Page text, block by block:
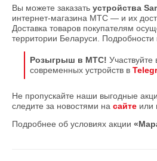
Вы можете заказать устройства
интернет-магазина МТС — и их
Доставка товаров покупателям
территории Беларуси. Подробности
Розыгрыш в МТС!
современных устройств в
Не пропускайте наши выгодные
следите за новостями на сайте или
Подробнее об условиях акции